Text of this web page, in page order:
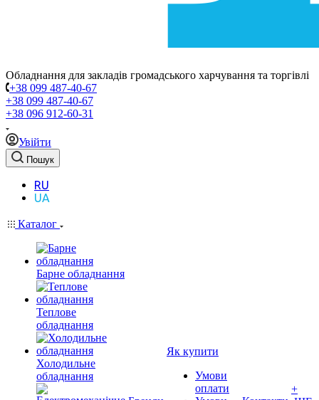
Обладнання для закладів громадського харчування та торгівлі
+38 099 487-40-67
+38 099 487-40-67
+38 096 912-60-31
Увійти
Пошук
RU
UA
Каталог
Барне обладнання
Теплове
обладнання
Холодильне
обладнання
Як купити
Умови
оплати
+